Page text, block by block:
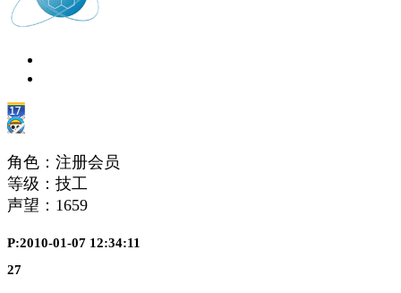
角色：注册会员
等级：技工
声望： 1659
P:2010-01-07 12:34:11
27